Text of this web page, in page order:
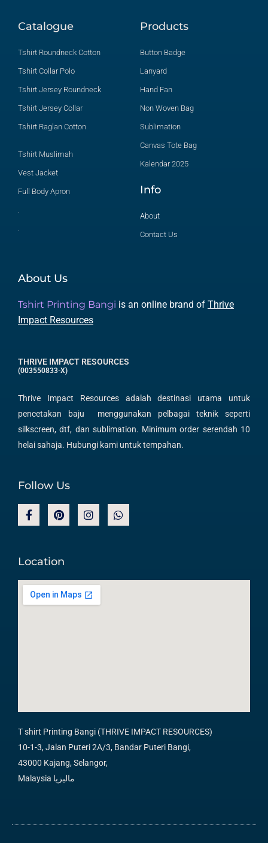
Catalogue
Tshirt Roundneck Cotton
Tshirt Collar Polo
Tshirt Jersey Roundneck
Tshirt Jersey Collar
Tshirt Raglan Cotton
Tshirt Muslimah
Vest Jacket
Full Body Apron
.
.
Products
Button Badge
Lanyard
Hand Fan
Non Woven Bag
Sublimation
Canvas Tote Bag
Kalendar 2025
Info
About
Contact Us
About Us
Tshirt Printing Bangi is an online brand of Thrive
Impact Resources
THRIVE IMPACT RESOURCES
(003550833-X)
Thrive Impact Resources adalah destinasi utama untuk
pencetakan baju menggunakan pelbagai teknik seperti
silkscreen, dtf, dan sublimation. Minimum order serendah 10
helai sahaja. Hubungi kami untuk tempahan.
Follow Us
F
a
o
k
-
f
P
i
r
s
t
I
n
a
m
W
h
p
Location
T shirt Printing Bangi (THRIVE IMPACT RESOURCES)
10-1-3, Jalan Puteri 2A/3, Bandar Puteri Bangi,
43000 Kajang, Selangor,
Malaysia ماليزيا